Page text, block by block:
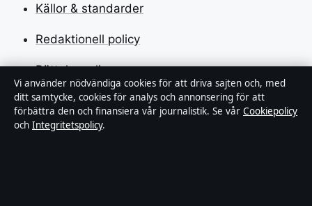
Källor & standarder
Redaktionell policy
Rättelsepolicy
Faktagranskningspolicy
Ägande & finansiering
Vi använder nödvändiga cookies för att driva sajten och, med
ditt samtycke, cookies för analys och annonsering för att
förbättra den och finansiera vår journalistik. Se vår Cookiepolicy
och Integritetspolicy.